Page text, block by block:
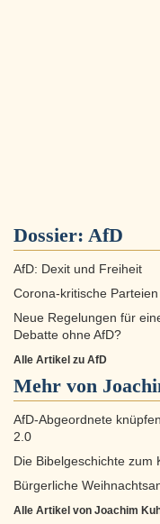
Dossier: AfD
AfD: Dexit und Freiheit
Corona-kritische
Neue Regelungen für
Debatte ohne AfD?
Alle Artikel zu AfD
Mehr von
AfD-Abgeordnete
2.0
Die Bibelgeschichte zum
Bürgerliche
Alle Artikel von Joachim